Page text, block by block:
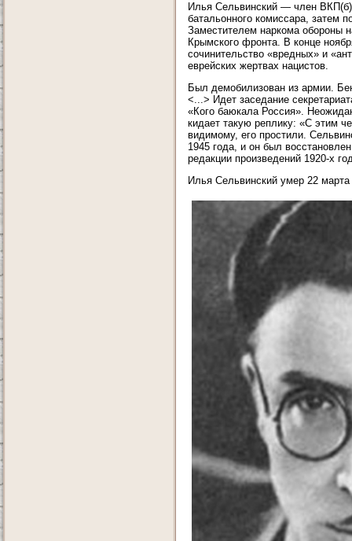
Илья Сельвинский — член
батальонного комиссара, затем
Заместителем наркома обороны
Крымского фронта. В конце
сочинительство «вредных» и
еврейских жертвах нацистов.
Был демобилизован из армии.
<...> Идет заседание
«Кого баюкала Россия».
кидает такую реплику: «С этим
видимому, его простили.
1945 года, и он был
редакции произведений 1920-х
Илья Сельвинский умер 22